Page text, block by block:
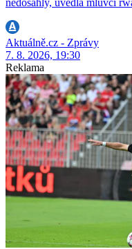
nedosáhly, uvedla mluvčí
Aktuálně.cz - Zprávy
7. 8. 2026, 19:30
Reklama